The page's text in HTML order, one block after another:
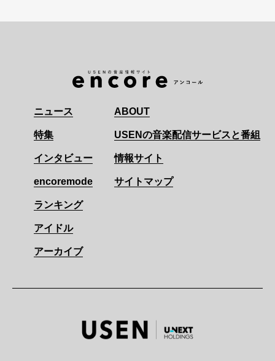
ニュース
特集
インタビュー
encoremode
ランキング
アイドル
アーカイブ
ABOUT
USENの音楽配信サービスと番組
情報サイト
サイトマップ